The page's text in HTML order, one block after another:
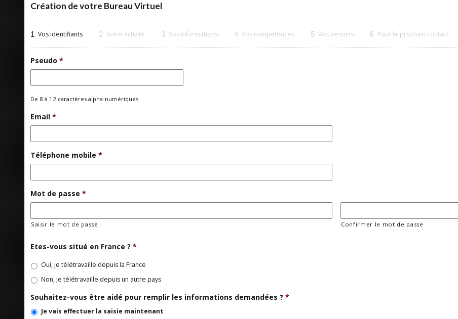
Création de votre Bureau Virtuel
1 Vos identifiants 2 Votre activité 3 Vos informations 4 Vos compétences 5 Vos besoins 6 Pour le prochain contact
Pseudo *
De 8 à 12 caractères alpha-numériques
Email *
Téléphone mobile *
Mot de passe *
Saisir le mot de passe Confirmer le mot de passe
Etes-vous situé en France ? *
Oui, je télétravaille depuis la France
Non, je télétravaille depuis un autre pays
Souhaitez-vous être aidé pour remplir les informations demandées ? *
Je vais effectuer la saisie maintenant